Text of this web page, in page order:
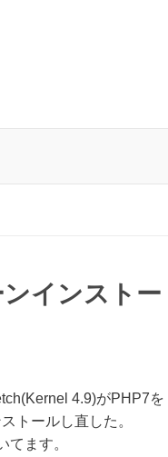
インストー
4.9)がPHP7を
トールし直した。
ます。